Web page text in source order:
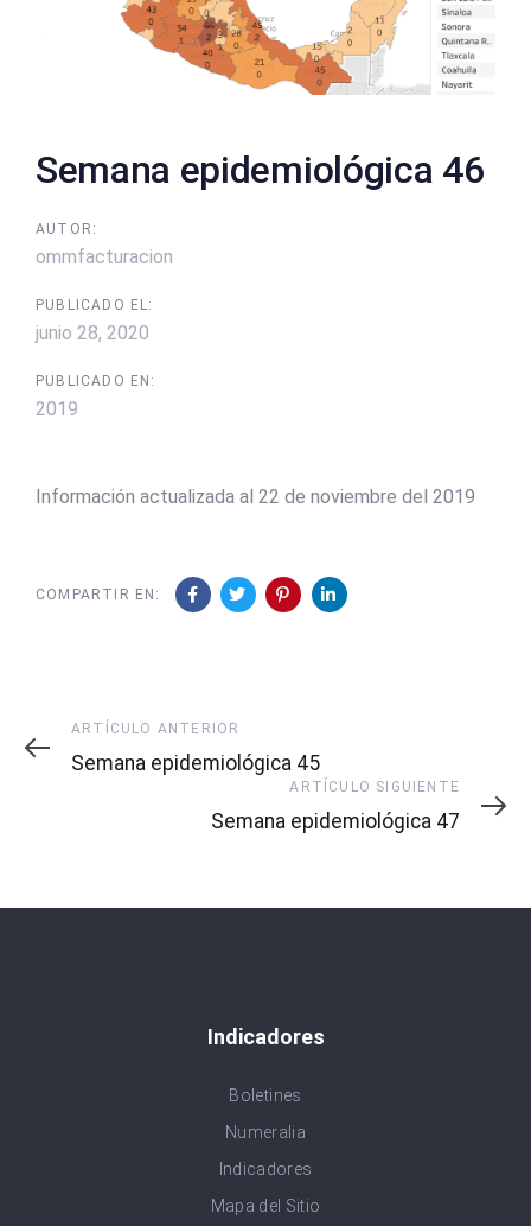
Semana epidemiológica 46
AUTOR:
ommfacturacion
PUBLICADO EL:
junio 28, 2020
PUBLICADO EN:
2019
Información actualizada al 22 de noviembre del 2019
COMPARTIR EN:
Artículo
Anterior
ARTÍCULO ANTERIOR
Semana epidemiológica 45
Siguiente
ARTÍCULO SIGUIENTE
Semana epidemiológica 47
Indicadores
Boletines
Numeralia
Indicadores
Mapa del Sitio